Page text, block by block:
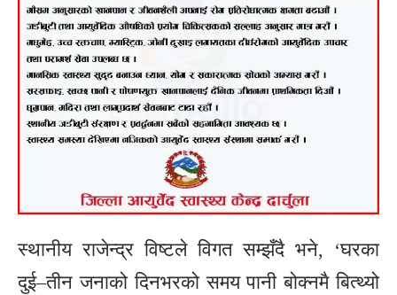
स्थानीय राजेन्द्र विष्टले विगत सम्झँदै भने, ‘घरका
दुई–तीन जनाको दिनभरको समय पानी बोक्नमै बित्थ्यो